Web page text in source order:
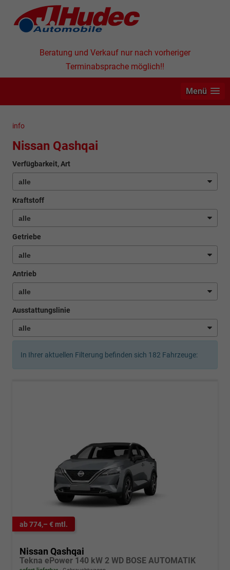
Beratung und Verkauf nur nach vorheriger
Terminabsprache möglich!!
Menü
info
Nissan Qashqai
Verfügbarkeit, Art
Kraftstoff
Getriebe
Antrieb
Ausstattungslinie
In Ihrer aktuellen Filterung befinden sich 182 Fahrzeuge:
ab 774,– € mtl.
Nissan Qashqai
Tekna ePower 140 kW 2 WD BOSE AUTOMATIK